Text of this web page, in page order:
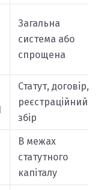
Загальна
система або
спрощена
Статут, договір,
реєстраційний
збір
В межах
статутного
капіталу